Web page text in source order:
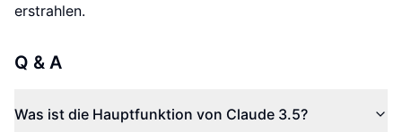
erstrahlen.
Q & A
Was ist die Hauptfunktion von Claude 3.5?